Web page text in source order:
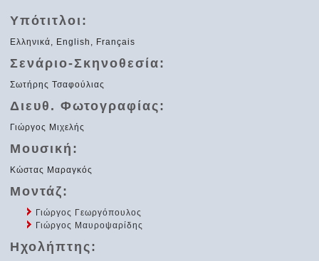
Υπότιτλοι:
Ελληνικά, English, Français
Σενάριο-Σκηνοθεσία:
Σωτήρης Τσαφούλιας
Διευθ. Φωτογραφίας:
Γιώργος Μιχελής
Μουσική:
Κώστας Μαραγκός
Μοντάζ:
Γιώργος Γεωργόπουλος
Γιώργος Μαυροψαρίδης
Ηχολήπτης: